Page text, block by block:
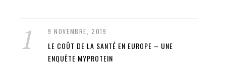
9 NOVEMBRE, 2019
LE COÛT DE LA SANTÉ EN EUROPE – UNE
ENQUÊTE MYPROTEIN